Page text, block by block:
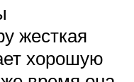
жесткая
хорошую